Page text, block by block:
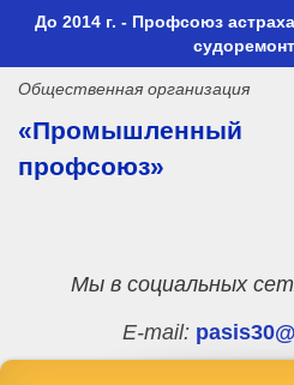
До 2014 г. - Профсоюз
Общественная организация
«Промышленный
профсоюз»
Мы в социальных
E-mail: